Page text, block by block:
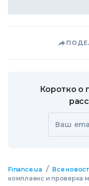
Коротко о
Ваш
Finance.ua / Все
комплаенс и проверка